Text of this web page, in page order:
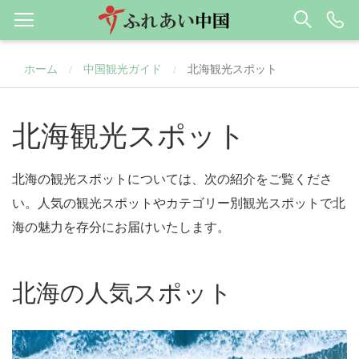
ホーム / 中国観光ガイド / 北海観光スポット
北海観光スポット
北海の観光スポットについては、次の紹介をご覧くださ
い。人気の観光スポットやカテゴリー別観光スポットで北
海の魅力を存分にお届けいたします。
北海の人気スポット